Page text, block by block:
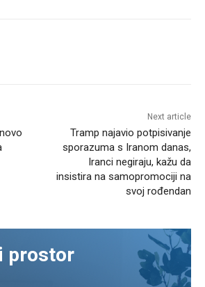
Next article
Tramp najavio potpisivanje
sporazuma s Iranom danas,
Iranci negiraju, kažu da
insistira na samopromociji na
svoj rođendan
prostor